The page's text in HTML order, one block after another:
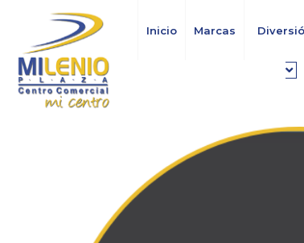
contenido
Inicio Marcas